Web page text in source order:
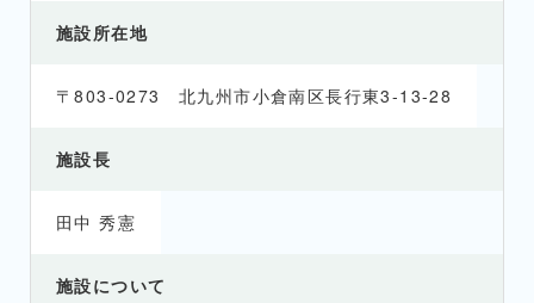
施設所在地
〒803-0273 北九州市小倉南区長行東3-13-28
施設長
田中 秀憲
施設について